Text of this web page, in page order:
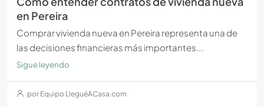
en Pereira
Comprar vivienda nueva en Pereira representa una de
las decisiones financieras más importantes...
Sigue leyendo
por Equipo LleguéACasa.com